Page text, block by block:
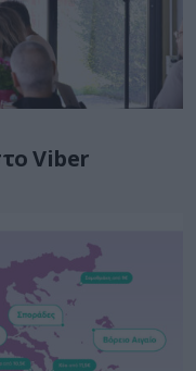
Viber